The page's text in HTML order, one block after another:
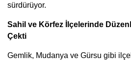
sürdürüyor.
Sahil ve Körfez İlçelerinde
Çekti
Gemlik, Mudanya ve Gürsu gibi